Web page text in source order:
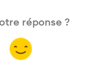
réponse ?